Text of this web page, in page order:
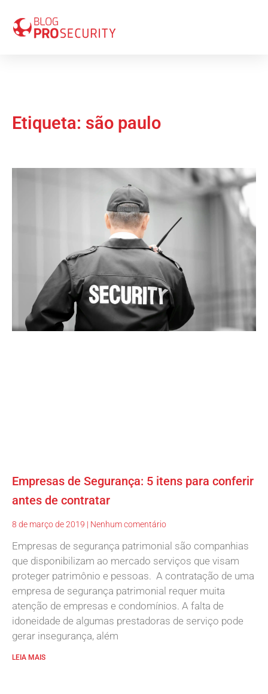
Etiqueta: são paulo
Empresas de Segurança: 5 itens para conferir
antes de contratar
8 de março de 2019 Nenhum comentário
Empresas de segurança patrimonial são companhias
que disponibilizam ao mercado serviços que visam
proteger patrimônio e pessoas. A contratação de uma
empresa de segurança patrimonial requer muita
atenção de empresas e condomínios. A falta de
idoneidade de algumas prestadoras de serviço pode
gerar insegurança, além
LEIA MAIS